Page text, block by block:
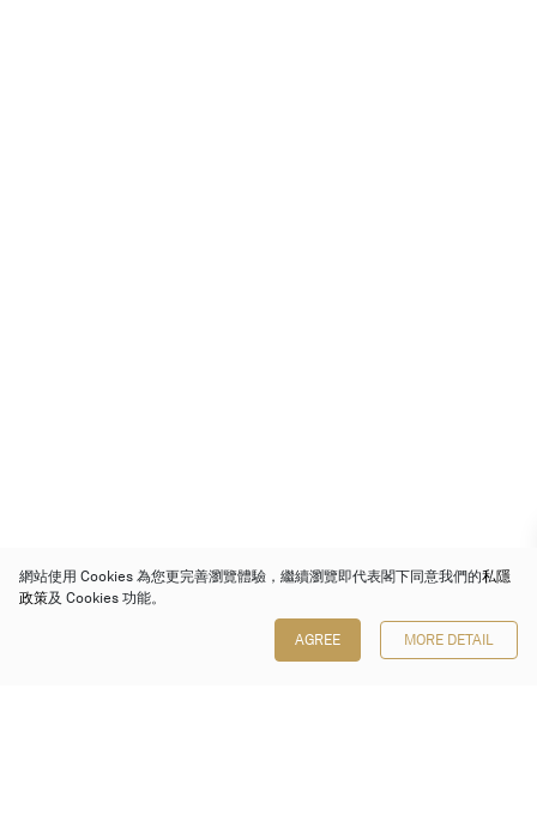
網站使用 Cookies 為您更完善瀏覽體驗，繼續瀏覽即代表閣下同意我們的私隱
政策及 Cookies 功能。
AGREE MORE DETAIL